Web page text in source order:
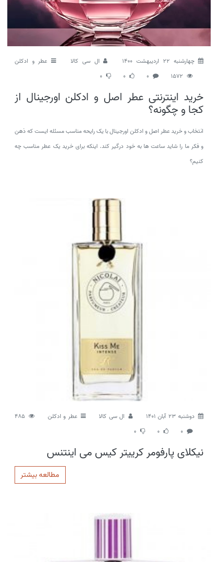
چهارشنبه 22 اردیبهشت 1400 ال سی کالا
عطر و ادکلن
1572
0
0
0
خرید اینترنتی عطر اصل و ادکلن اورجینال از
کجا و چگونه؟
انتخاب و خرید عطر اصل و ادکلن اورجینال با یک رایحه مناسب مسئله ایست که ذهن
و فکر ما را شاید ساعت ها به خود درگیر کند. اینکه برای خرید یک عطر مناسب چه
کنیم؟
دوشنبه 23 آبان 1401 ال سی کالا عطر و ادکلن
485
0
0
0
نیکلای پارفومر کرییتر کیس می اینتنس
مطالعه بیشتر